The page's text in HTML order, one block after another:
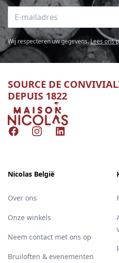
E-mailadres
Wij respecteren uw gegevens.Lees ons
SOURCE DE
DEPUIS 1822
Nicolas
FacebookInstagramLinkedIn
Nicolas België
Over ons
Onze winkels
Neem contact met ons op
Bruiloften & evenementen